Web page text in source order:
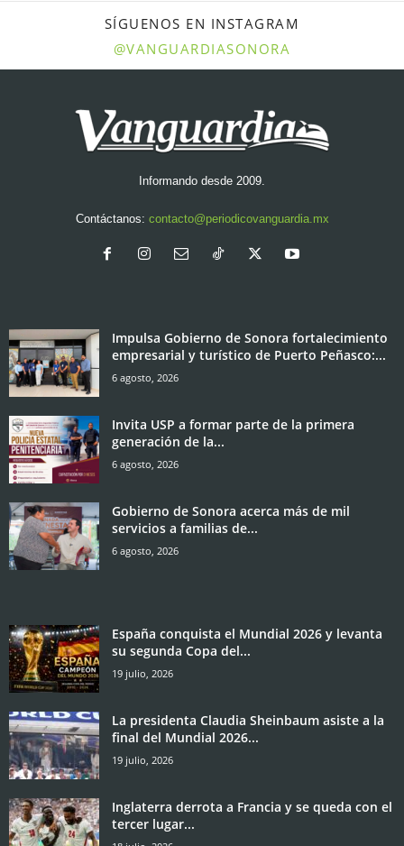
SÍGUENOS EN INSTAGRAM
@VANGUARDIASONORA
Informando desde 2009.
Contáctanos: contacto@periodicovanguardia.mx
Impulsa Gobierno de Sonora fortalecimiento
empresarial y turístico de Puerto Peñasco:...
6 agosto, 2026
Invita USP a formar parte de la primera
generación de la...
6 agosto, 2026
Gobierno de Sonora acerca más de mil
servicios a familias de...
6 agosto, 2026
España conquista el Mundial 2026 y levanta
su segunda Copa del...
19 julio, 2026
La presidenta Claudia Sheinbaum asiste a la
final del Mundial 2026...
19 julio, 2026
Inglaterra derrota a Francia y se queda con el
tercer lugar...